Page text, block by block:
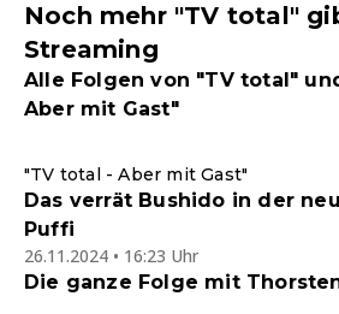
Noch mehr "TV total"
Streaming
Alle Folgen von "TV total"
Aber mit Gast"
"TV total - Aber mit Gast"
Das verrät Bushido in der
Puffi
26.11.2024 • 16:23 Uhr
Die ganze Folge mit